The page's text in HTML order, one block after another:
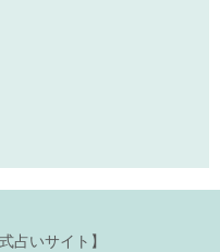
占いサイト】